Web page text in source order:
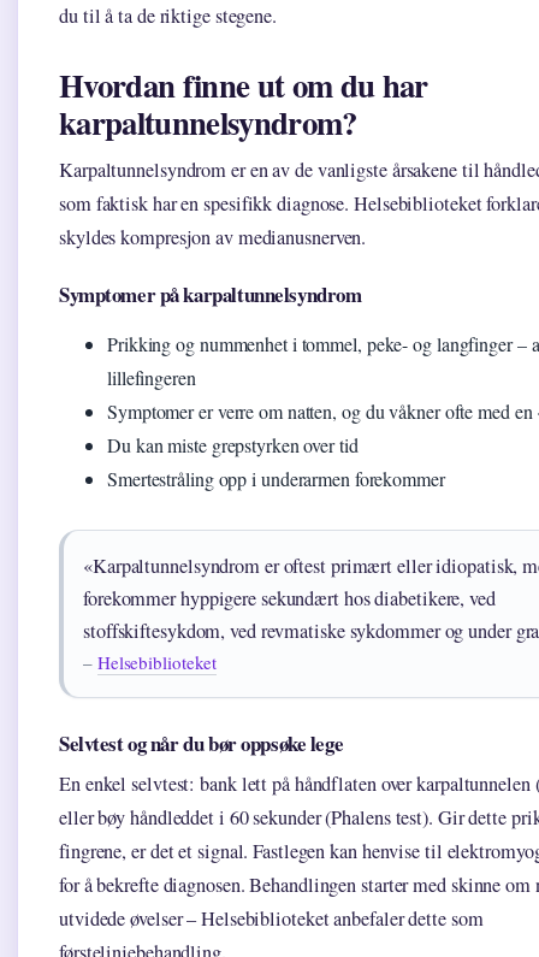
du til å ta de riktige stegene.
Hvordan finne ut om du har
karpaltunnelsyndrom?
Karpaltunnelsyndrom er en av de vanligste årsakene til
som faktisk har en spesifikk diagnose. Helsebiblioteket
skyldes kompresjon av medianusnerven.
Symptomer på karpaltunnelsyndrom
Prikking og nummenhet i tommel, peke- og langfinger –
lillefingeren
Symptomer er verre om natten, og du våkner ofte med en
Du kan miste grepstyrken over tid
Smertestråling opp i underarmen forekommer
«Karpaltunnelsyndrom er oftest primært eller idiopatisk,
forekommer hyppigere sekundært hos diabetikere, ved
stoffskiftesykdom, ved revmatiske sykdommer og under
– Helsebiblioteket
Selvtest og når du bør oppsøke lege
En enkel selvtest: bank lett på håndflaten over karpaltunnelen
eller bøy håndleddet i 60 sekunder (Phalens test). Gir dette
fingrene, er det et signal. Fastlegen kan henvise til
for å bekrefte diagnosen. Behandlingen starter med skinne om
utvidede øvelser – Helsebiblioteket anbefaler dette som